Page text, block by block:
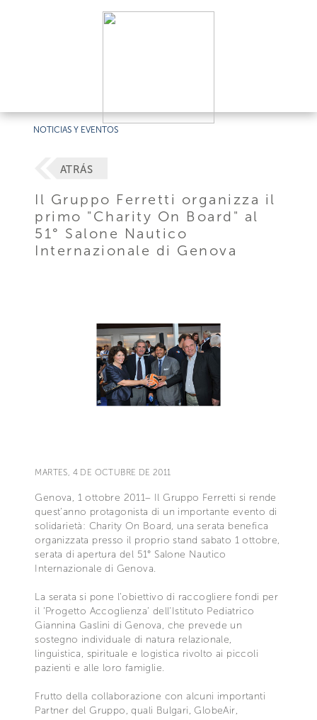
NOTICIAS Y EVENTOS
ATRÁS
Il Gruppo Ferretti organizza il
primo "Charity On Board" al
51° Salone Nautico
Internazionale di Genova
MARTES, 4 DE OCTUBRE DE 2011
Genova, 1 ottobre 2011– Il Gruppo Ferretti si rende
quest’anno protagonista di un importante evento di
solidarietà: Charity On Board, una serata benefica
organizzata presso il proprio stand sabato 1 ottobre,
serata di apertura del 51° Salone Nautico
Internazionale di Genova.
La serata si pone l’obiettivo di raccogliere fondi per
il ‘Progetto Accoglienza’ dell’Istituto Pediatrico
Giannina Gaslini di Genova, che prevede un
sostegno individuale di natura relazionale,
linguistica, spirituale e logistica rivolto ai piccoli
pazienti e alle loro famiglie.
Frutto della collaborazione con alcuni importanti
Partner del Gruppo, quali Bulgari, GlobeAir,